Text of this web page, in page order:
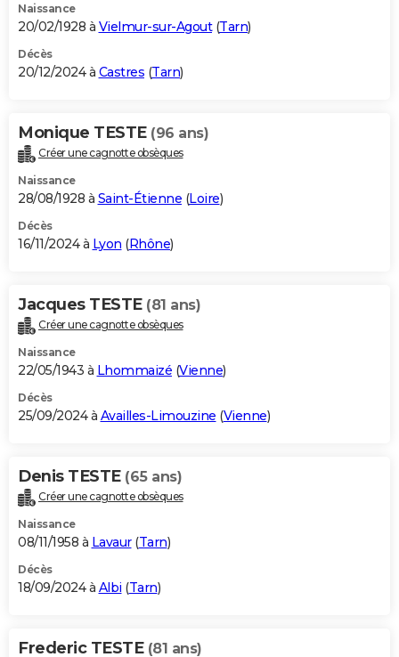
Naissance
20/02/1928 à Vielmur-sur-Agout(Tarn)
Décès
20/12/2024 à Castres (Tarn)
Monique TESTE (96 ans)
Créer une cagnotte obsèques
Naissance
28/08/1928 à Saint-Étienne (Loire)
Décès
16/11/2024 à Lyon (Rhône)
Jacques TESTE (81 ans)
Créer une cagnotte obsèques
Naissance
22/05/1943 à Lhommaizé (Vienne)
Décès
25/09/2024 à Availles-Limouzine (Vienne)
Denis TESTE (65 ans)
Créer une cagnotte obsèques
Naissance
08/11/1958 à Lavaur(Tarn)
Décès
18/09/2024 à Albi (Tarn)
Frederic TESTE (81 ans)